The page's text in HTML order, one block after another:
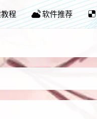
程 软件推荐